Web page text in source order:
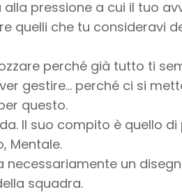
pressione a cui il tuo
quelli che tu consideravi
perché già tutto ti
gestire… perché ci si
questo.
Il suo compito è quello
Mentale.
necessariamente un
squadra.